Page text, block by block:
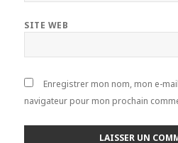
SITE WEB
Enregistrer mon nom, mon e-
navigateur pour mon prochain